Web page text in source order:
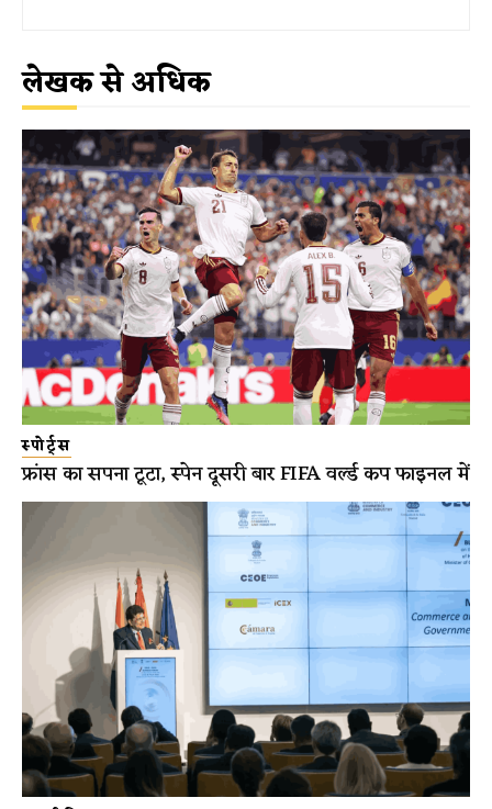
लेखक से अधिक
स्पोर्ट्स
फ्रांस का सपना टूटा, स्पेन दूसरी बार FIFA वर्ल्ड कप फाइनल में